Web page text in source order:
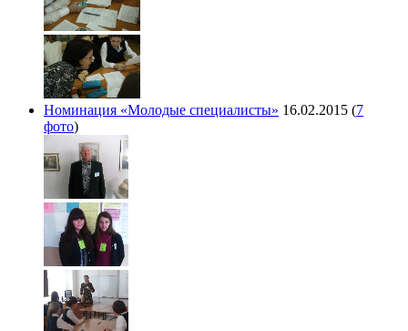
Номинация «Молодые специалисты» 16.02.2015 (7
фото)